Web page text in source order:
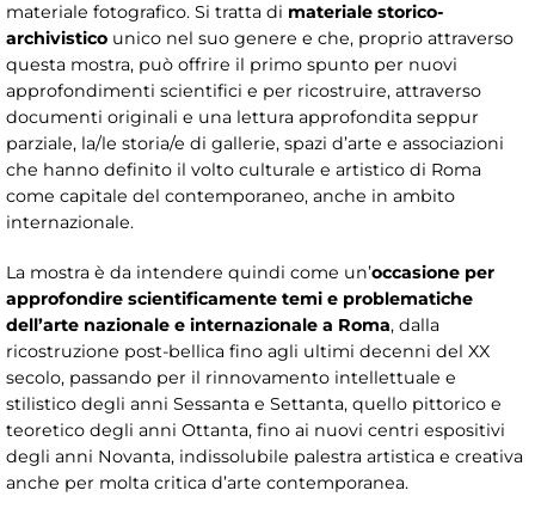
materiale fotografico. Si tratta di materiale storico-
archivistico unico nel suo genere e che, proprio attraverso
questa mostra, può offrire il primo spunto per nuovi
approfondimenti scientifici e per ricostruire, attraverso
documenti originali e una lettura approfondita seppur
parziale, la/le storia/e di gallerie, spazi d’arte e associazioni
che hanno definito il volto culturale e artistico di Roma
come capitale del contemporaneo, anche in ambito
internazionale.
La mostra è da intendere quindi come un’occasione per
approfondire scientificamente temi e problematiche
dell’arte nazionale e internazionale a Roma, dalla
ricostruzione post-bellica fino agli ultimi decenni del XX
secolo, passando per il rinnovamento intellettuale e
stilistico degli anni Sessanta e Settanta, quello pittorico e
teoretico degli anni Ottanta, fino ai nuovi centri espositivi
degli anni Novanta, indissolubile palestra artistica e creativa
anche per molta critica d’arte contemporanea.